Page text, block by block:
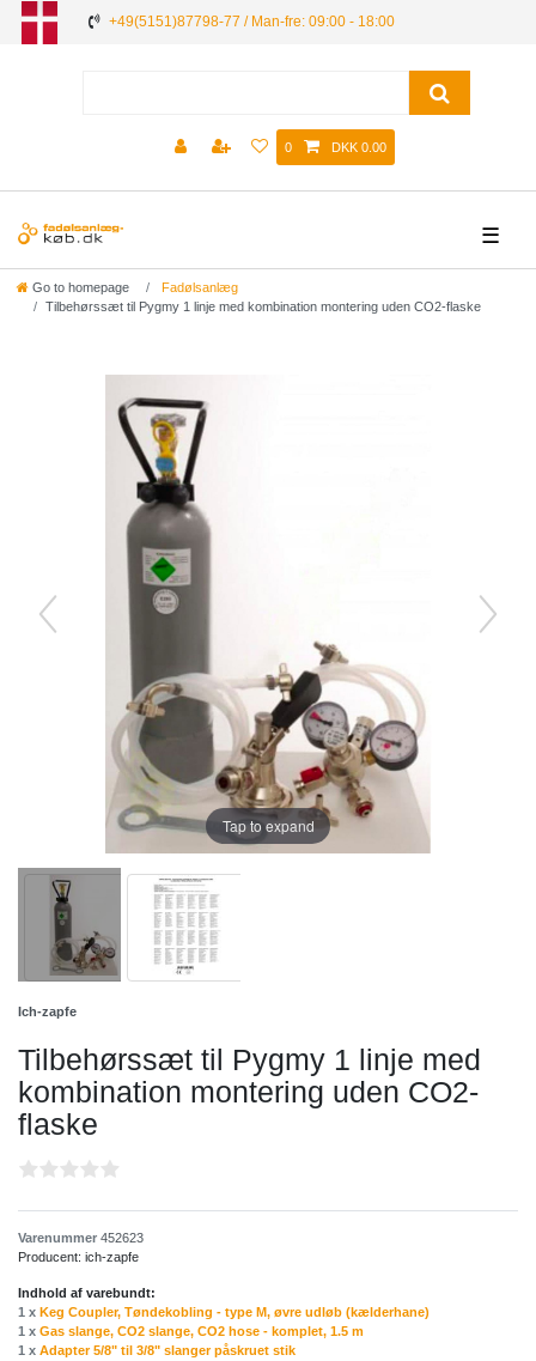
+49(5151)87798-77 / Man-fre: 09:00 - 18:00
0 DKK 0.00
☰
Go to homepage
Fadølsanlæg
Tilbehørssæt til Pygmy 1 linje med kombination montering uden CO2-flaske
Tap to expand
Ich-zapfe
Tilbehørssæt til Pygmy 1 linje med
kombination montering uden CO2-
flaske
Varenummer 452623
Producent: ich-zapfe
Indhold af varebundt:
1 x Keg Coupler, Tøndekobling - type M, øvre udløb (kælderhane)
1 x Gas slange, CO2 slange, CO2 hose - komplet, 1.5 m
1 x Adapter 5/8" til 3/8" slanger påskruet stik